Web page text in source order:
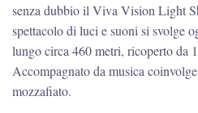
senza dubbio il Viva Vision Light
spettacolo di luci e suoni si svolge
lungo circa 460 metri, ricoperto
Accompagnato da musica
mozzafiato.